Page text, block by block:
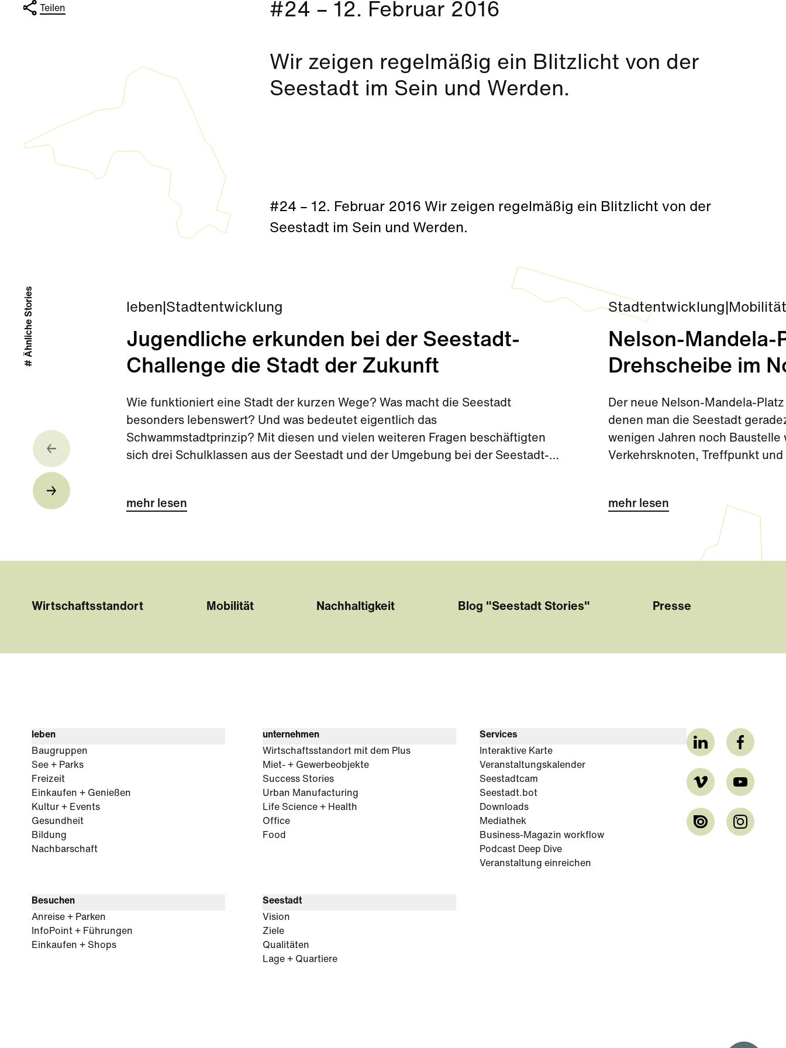
Teilen #24 – 12. Februar 2016
Wir zeigen regelmäßig ein Blitzlicht von der
Seestadt im Sein und Werden.
#24 – 12. Februar 2016 Wir zeigen regelmäßig ein Blitzlicht von der
Seestadt im Sein und Werden.
leben Stadtentwicklung
Jugendliche erkunden bei der Seestadt-
Challenge die Stadt der Zukunft
Wie funktioniert eine Stadt der kurzen Wege? Was macht die Seestadt
besonders lebenswert? Und was bedeutet eigentlich das
Schwammstadtprinzip? Mit diesen und vielen weiteren Fragen beschäftigten
sich drei Schulklassen aus der Seestadt und der Umgebung bei der Seestadt-
mehr lesen
Stadtentwicklung Mobilität
Nelson-
Drehscheibe im
Der neue Nelson-Mandela-
denen man die Seestadt
wenigen Jahren noch Baustelle
Verkehrsknoten, Treffpunkt
mehr lesen
# Ähnliche Stories
Wirtschaftsstandort Mobilität Nachhaltigkeit Blog "Seestadt Stories" Presse
leben
Baugruppen
See + Parks
Freizeit
Einkaufen + Genießen
Kultur + Events
Gesundheit
Bildung
Nachbarschaft
unternehmen
Wirtschaftsstandort mit dem Plus
Miet- + Gewerbeobjekte
Success Stories
Urban Manufacturing
Life Science + Health
Office
Food
Besuchen
Anreise + Parken
InfoPoint + Führungen
Einkaufen + Shops
Seestadt
Vision
Ziele
Qualitäten
Lage + Quartiere
Services
Interaktive Karte
Veranstaltungskalender
Seestadtcam
Seestadt.bot
Downloads
Mediathek
Business-Magazin workflow
Podcast Deep Dive
Veranstaltung einreichen